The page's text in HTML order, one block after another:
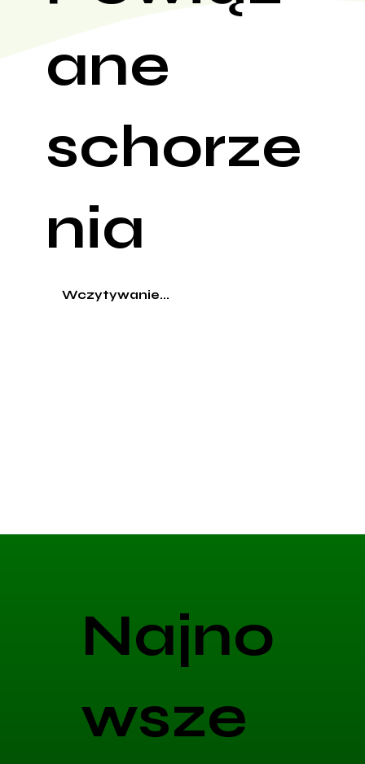
ane
schorze
nia
Wczytywanie...
Najno
wsze